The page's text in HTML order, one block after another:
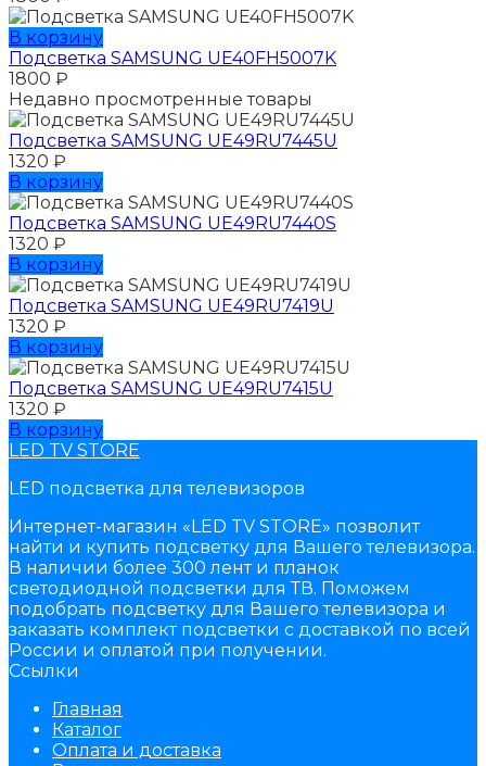
В корзину
Подсветка SAMSUNG UE40FH5007K
1800 ₽
Недавно просмотренные товары
Подсветка SAMSUNG UЕ49RU7445U
1320 ₽
В корзину
Подсветка SAMSUNG UЕ49RU7440S
1320 ₽
В корзину
Подсветка SAMSUNG UЕ49RU7419U
1320 ₽
В корзину
Подсветка SAMSUNG UЕ49RU7415U
1320 ₽
В корзину
LED TV STORE
LED подсветка для телевизоров
Интернет-магазин «LED TV STORE» позволит
найти и купить подсветку для Вашего телевизора.
В наличии более 300 лент и планок
светодиодной подсветки для ТВ. Поможем
подобрать подсветку для Вашего телевизора и
заказать комплект подсветки с доставкой по всей
России и оплатой при получении.
Ссылки
Главная
Каталог
Оплата и доставка